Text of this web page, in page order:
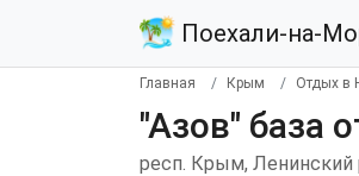
Поехали-на-
Главная Крым Отдых в
"Азов" база
респ. Крым, Ленинский